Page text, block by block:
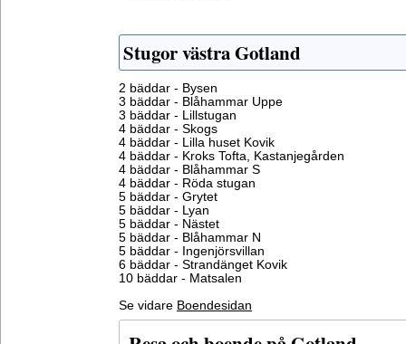
Stugor västra Gotland
2 bäddar - Bysen
3 bäddar - Blåhammar Uppe
3 bäddar - Lillstugan
4 bäddar - Skogs
4 bäddar - Lilla huset Kovik
4 bäddar - Kroks Tofta, Kastanjegården
4 bäddar - Blåhammar S
4 bäddar - Röda stugan
5 bäddar - Grytet
5 bäddar - Lyan
5 bäddar - Nästet
5 bäddar - Blåhammar N
5 bäddar - Ingenjörsvillan
6 bäddar - Strandänget Kovik
10 bäddar - Matsalen
Se vidare Boendesidan